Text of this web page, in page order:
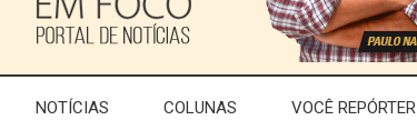
NOTÍCIAS COLUNAS VOCÊ REPÓRTER